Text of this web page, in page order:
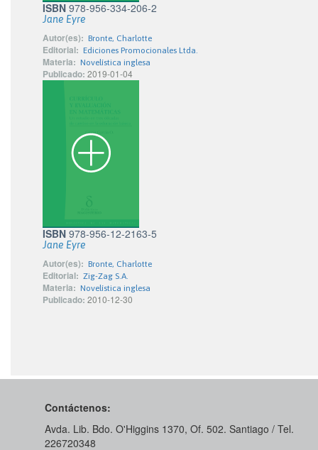
ISBN 978-956-334-206-2
Jane Eyre
Autor(es): Bronte, Charlotte
Editorial: Ediciones Promocionales Ltda.
Materia: Novelística inglesa
Publicado: 2019-01-04
ISBN 978-956-12-2163-5
Jane Eyre
Autor(es): Bronte, Charlotte
Editorial: Zig-Zag S.A.
Materia: Novelística inglesa
Publicado: 2010-12-30
Contáctenos:
Avda. Lib. Bdo. O'Higgins 1370, Of. 502. Santiago / Tel.
226720348